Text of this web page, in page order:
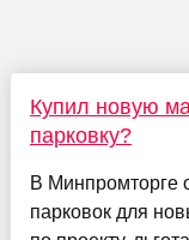
Купил новую
парковку?
В Минпромторге
парковок для